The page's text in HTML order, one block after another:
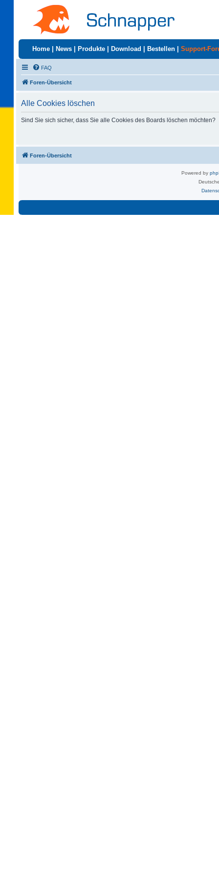
Home News Produkte Download Bestellen Support-
FAQ
Foren-Übersicht
Alle Cookies löschen
Sind Sie sich sicher, dass Sie alle Cookies des Boards löschen möchten?
Foren-Übersicht
Powered by